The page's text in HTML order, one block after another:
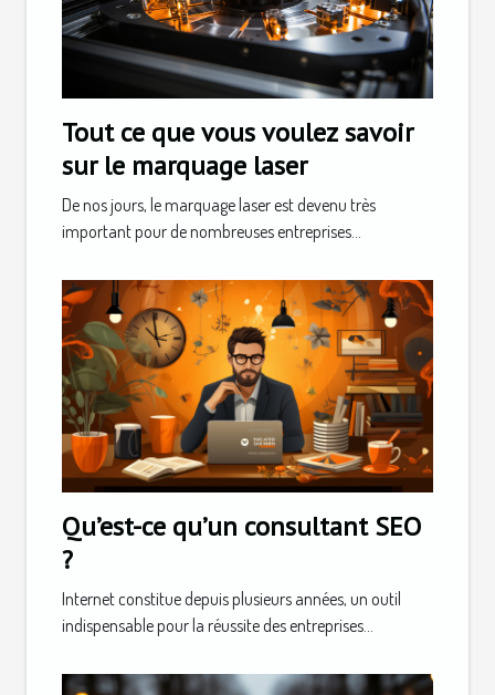
Tout ce que vous voulez savoir
sur le marquage laser
De nos jours, le marquage laser est devenu très
important pour de nombreuses entreprises...
Qu’est-ce qu’un consultant SEO
?
Internet constitue depuis plusieurs années, un outil
indispensable pour la réussite des entreprises...